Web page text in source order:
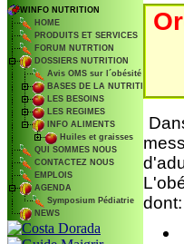
WINFO NUTRITION
HOME
PRODUITS ET SERVICES
FORUM NUTRTION
DOSSIERS NUTRITION
Avis OMS sur l´obésité
BASES DE LA NUTRITION
LES BESOINS
LES REGIMES
INFO ALIMENTS
Huiles et graisses
QUI SOMMES NOUS
CONTACTEZ NOUS
EMPLOIS
AGENDA
Symposium Pédiatrie
NEWS
dont: